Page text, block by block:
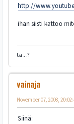
http://
ihan siisti kattoo
tä...?
vainaja
November 07, 2008,
Siinä: